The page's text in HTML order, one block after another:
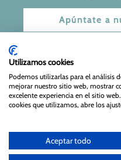
Apúntate a
Aviso Legal|Política de
y mantenida
Utilizamos cookies
Podemos utilizarlas para el análisis
mejorar nuestro sitio web, mostrar
excelente experiencia en el sitio
cookies que utilizamos, abre los
Aceptar todo